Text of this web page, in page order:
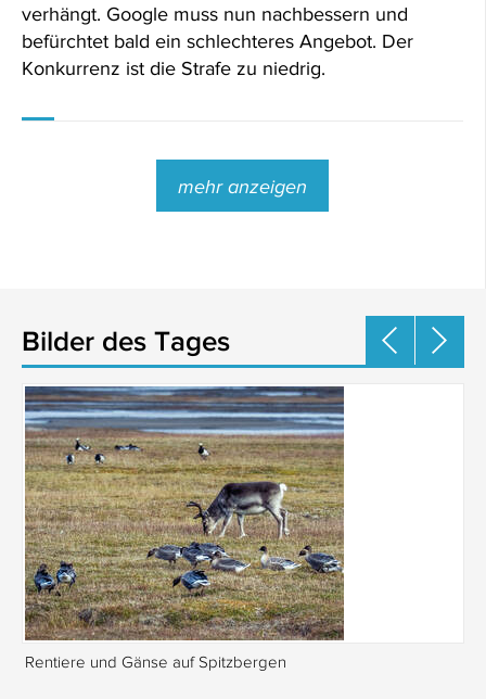
verhängt. Google muss nun nachbessern und
befürchtet bald ein schlechteres Angebot. Der
Konkurrenz ist die Strafe zu niedrig.
mehr anzeigen
Bilder des Tages
Rentiere und Gänse auf Spitzbergen